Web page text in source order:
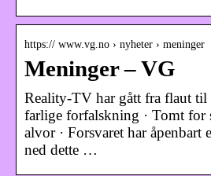
https:// www.vg.no › nyheter › meninger
Meninger – VG
Reality-TV har gått fra flaut til
farlige forfalskning · Tomt for
alvor · Forsvaret har åpenbart
ned dette …